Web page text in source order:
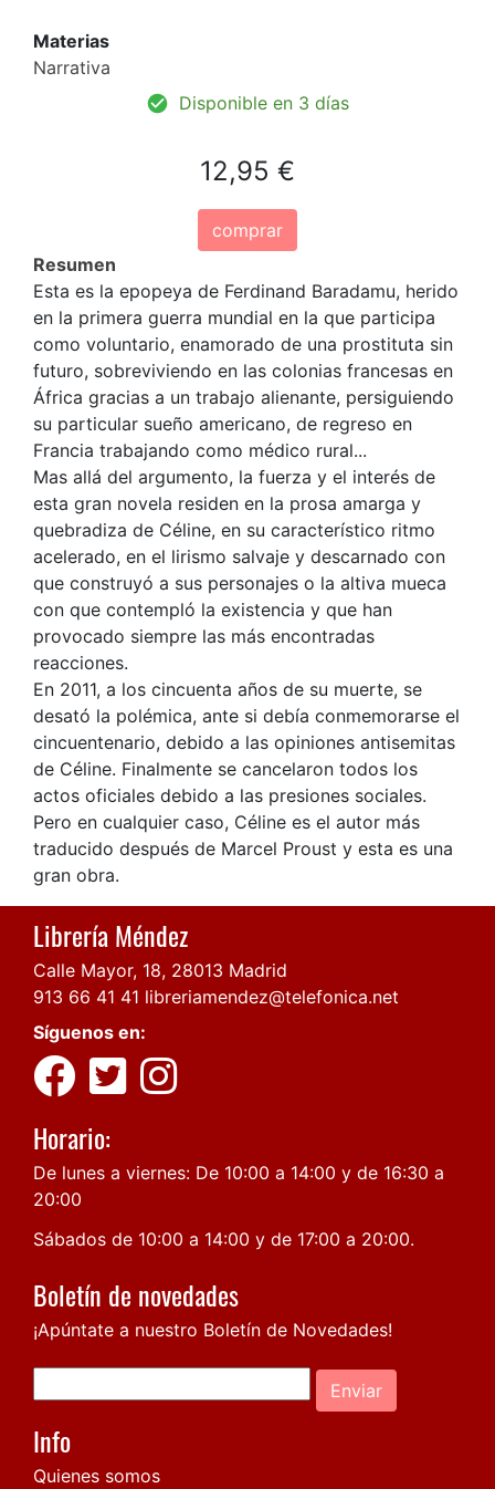
Materias
Narrativa
Disponible en 3 días
12,95 €
comprar
Resumen
Esta es la epopeya de Ferdinand Baradamu, herido
en la primera guerra mundial en la que participa
como voluntario, enamorado de una prostituta sin
futuro, sobreviviendo en las colonias francesas en
África gracias a un trabajo alienante, persiguiendo
su particular sueño americano, de regreso en
Francia trabajando como médico rural...
Mas allá del argumento, la fuerza y el interés de
esta gran novela residen en la prosa amarga y
quebradiza de Céline, en su característico ritmo
acelerado, en el lirismo salvaje y descarnado con
que construyó a sus personajes o la altiva mueca
con que contempló la existencia y que han
provocado siempre las más encontradas
reacciones.
En 2011, a los cincuenta años de su muerte, se
desató la polémica, ante si debía conmemorarse el
cincuentenario, debido a las opiniones antisemitas
de Céline. Finalmente se cancelaron todos los
actos oficiales debido a las presiones sociales.
Pero en cualquier caso, Céline es el autor más
traducido después de Marcel Proust y esta es una
gran obra.
Librería Méndez
Calle Mayor, 18, 28013 Madrid
913 66 41 41 libreriamendez@telefonica.net
Síguenos en:
Horario:
De lunes a viernes: De 10:00 a 14:00 y de 16:30 a
20:00
Sábados de 10:00 a 14:00 y de 17:00 a 20:00.
Boletín de novedades
¡Apúntate a nuestro Boletín de Novedades!
Enviar
Info
Quienes somos